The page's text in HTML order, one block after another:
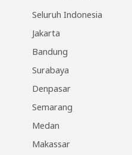
Seluruh Indonesia
Jakarta
Bandung
Surabaya
Denpasar
Semarang
Medan
Makassar